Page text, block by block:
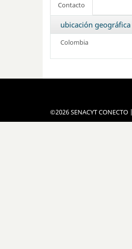
Contacto
ubicación geográfica
Colombia
©2026 SENACYT CONECTO |